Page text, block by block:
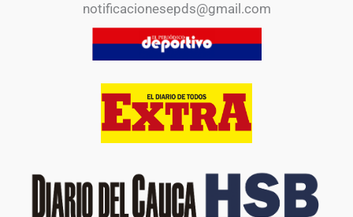
notificacionesepds@gmail.com